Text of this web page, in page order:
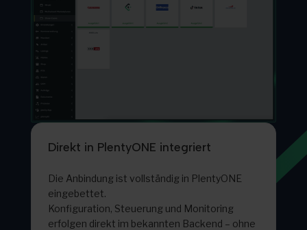
Direkt in PlentyONE integriert
Die Anbindung ist vollständig in PlentyONE
eingebettet.
Konfiguration, Steuerung und Monitoring
erfolgen direkt im bekannten Backend – ohne